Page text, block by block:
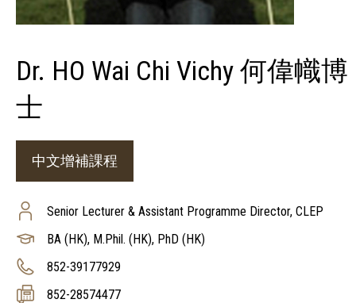
Dr. HO Wai Chi Vichy 何偉幟博
士
中文增補課程
Senior Lecturer & Assistant Programme Director, CLEP
BA (HK), M.Phil. (HK), PhD (HK)
852-39177929
852-28574477